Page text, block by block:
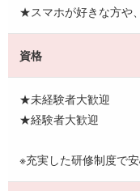
★スマホが好きな方や
資格
★未経験者大歓迎
★経験者大歓迎
※充実した研修制度で